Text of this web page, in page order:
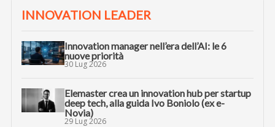
INNOVATION LEADER
Innovation manager nell’era dell’AI: le 6
nuove priorità
30 Lug 2026
Elemaster crea un innovation hub per startup
deep tech, alla guida Ivo Boniolo (ex e-
Novia)
29 Lug 2026